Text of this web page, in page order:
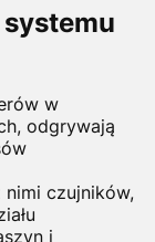
w
odgrywają
nimi czujników,
i